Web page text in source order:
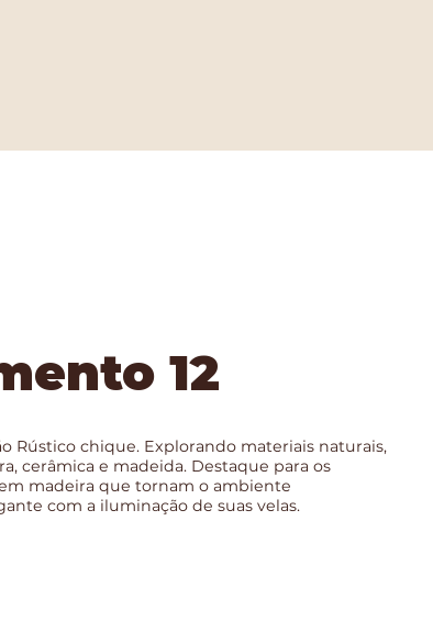
12
Rústico chique. Explorando materiais naturais,
cerâmica e madeida. Destaque para os
madeira que tornam o ambiente
com a iluminação de suas velas.